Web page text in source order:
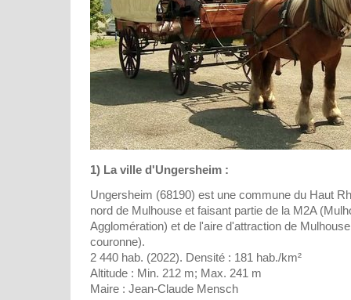
1) La ville d'Ungersheim :
Ungersheim (68190) est une commune du Haut
nord de Mulhouse et faisant partie de la M2A
Agglomération) et de l'aire d'attraction de
couronne).
2 440 hab. (2022). Densité : 181 hab./km²
Altitude : Min. 212 m; Max. 241 m
Maire : Jean-Claude Mensch